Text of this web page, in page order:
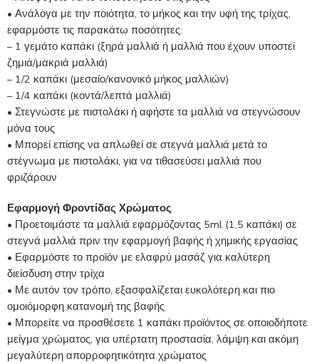
• Ανάλογα με την ποιότητα, το μήκος και την υφή της τρίχας,
εφαρμόστε τις παρακάτω ποσότητες:
– 1 γεμάτο καπάκι (ξηρά μαλλιά ή μαλλιά που έχουν υποστεί
ζημιά/μακριά μαλλιά)
– 1/2 καπάκι (μεσαίο/κανονικό μήκος μαλλιών)
– 1/4 καπάκι (κοντά/λεπτά μαλλιά)
• Στεγνώστε με πιστολάκι ή αφήστε τα μαλλιά να στεγνώσουν
μόνα τους
• Μπορεί επίσης να απλωθεί σε στεγνά μαλλιά μετά το
στέγνωμα με πιστολάκι, για να τιθασεύσει μαλλιά που
φριζάρουν
Εφαρμογή Φροντίδας Χρώματος
• Προετοιμάστε τα μαλλιά εφαρμόζοντας 5ml (1,5 καπάκι) σε
στεγνά μαλλιά πριν την εφαρμογή βαφής ή χημικής εργασίας
• Εφαρμόστε το προϊόν με ελαφρύ μασάζ για καλύτερη
διείσδυση στην τρίχα
• Με αυτόν τον τρόπο, εξασφαλίζεται ευκολότερη και πιο
ομοιόμορφη κατανομή της βαφής
• Μπορείτε να προσθέσετε 1 καπάκι προϊόντος σε οποιοδήποτε
μείγμα χρώματος, για υπέρτατη προστασία, λάμψη και ακόμη
μεγαλύτερη απορροφητικότητα χρώματος